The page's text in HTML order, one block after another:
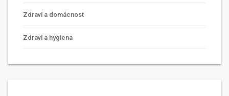
Zdraví a domácnost
Zdraví a hygiena